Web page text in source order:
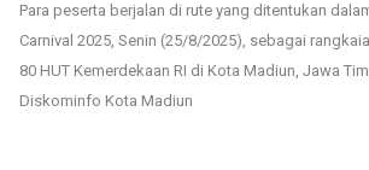
Para peserta berjalan di rute yang ditentukan
Carnival 2025, Senin (25/8/2025), sebagai
80 HUT Kemerdekaan RI di Kota Madiun, Jawa
Diskominfo Kota Madiun